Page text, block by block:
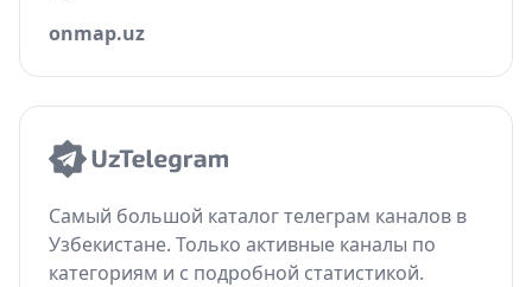
onmap.uz
Самый большой каталог телеграм каналов в
Узбекистане. Только активные каналы по
категориям и с подробной статистикой.